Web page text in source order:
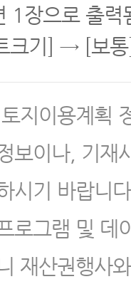
1장으로 출력
크기] → [보
지이용계획
보이나, 기재
시기 바랍니
로그램 및 데
재산권행사